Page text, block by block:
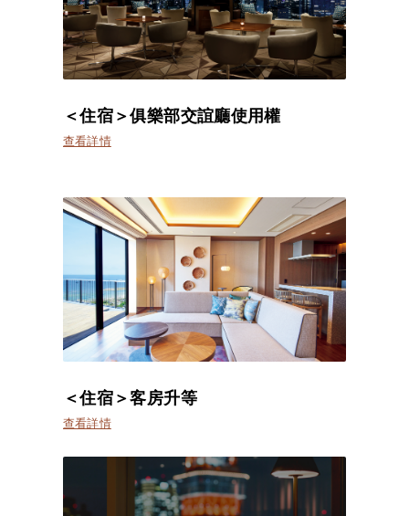
＜住宿＞俱樂部交誼廳使用權
查看詳情
＜住宿＞客房升等
查看詳情